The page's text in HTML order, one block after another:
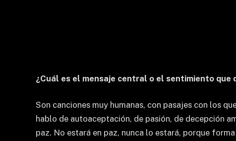
¿Cuál es el mensaje central o el sentimiento
Son canciones muy humanas, con pasajes con los
hablo de autoaceptación, de pasión, de decepción
paz. No estará en paz, nunca lo estará, porque